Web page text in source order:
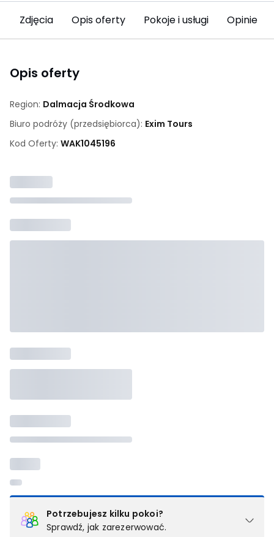
Zdjęcia Opis oferty Pokoje i usługi Opinie
Opis oferty
Region: Dalmacja Środkowa
Biuro podróży (przedsiębiorca): Exim Tours
Kod Oferty: WAK1045196
Potrzebujesz kilku pokoi?
Sprawdź, jak zarezerwować.